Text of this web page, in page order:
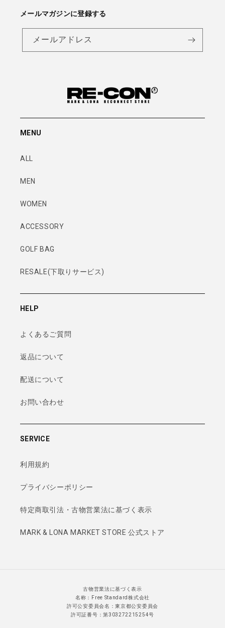
メールマガジンに登録する
メールアドレス
MENU
ALL
MEN
WOMEN
ACCESSORY
GOLF BAG
RESALE(下取りサービス)
HELP
よくあるご質問
返品について
配送について
お問い合わせ
SERVICE
利用規約
プライバシーポリシー
特定商取引法・古物営業法に基づく表示
MARK & LONA MARKET STORE 公式ストア
古物営業法に基づく表示
名称：Free Standard株式会社
許可公安委員会名：東京都公安委員会
許可証番号：第303272215254号